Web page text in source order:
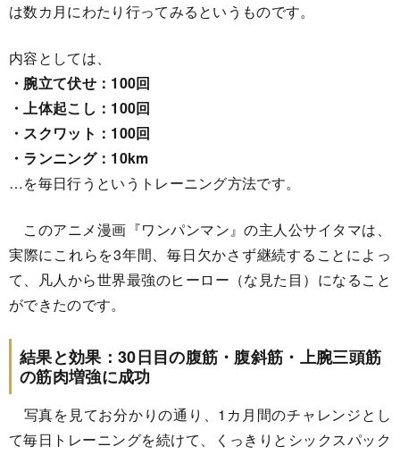
は数カ月にわたり行ってみるというものです。
内容としては、
・腕立て伏せ：100回
・上体起こし：100回
・スクワット：100回
・ランニング：10km
…を毎日行うというトレーニング方法です。
このアニメ漫画『ワンパンマン』の主人公サイタマは、
実際にこれらを3年間、毎日欠かさず継続することによっ
て、凡人から世界最強のヒーロー（な見た目）になること
ができたのです。
結果と効果：30日目の腹筋・腹斜筋・上腕三頭筋
の筋肉増強に成功
写真を見てお分かりの通り、1カ月間のチャレンジとし
て毎日トレーニングを続けて、くっきりとシックスパック